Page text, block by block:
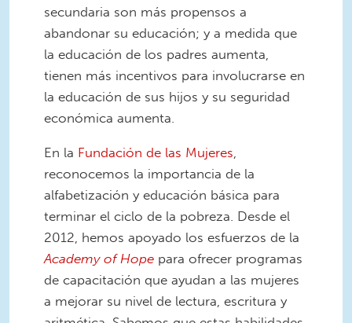
secundaria son más propensos a
abandonar su educación; y a medida que
la educación de los padres aumenta,
tienen más incentivos para involucrarse en
la educación de sus hijos y su seguridad
económica aumenta.
En la Fundación de las Mujeres,
reconocemos la importancia de la
alfabetización y educación básica para
terminar el ciclo de la pobreza. Desde el
2012, hemos apoyado los esfuerzos de la
Academy of Hope para ofrecer programas
de capacitación que ayudan a las mujeres
a mejorar su nivel de lectura, escritura y